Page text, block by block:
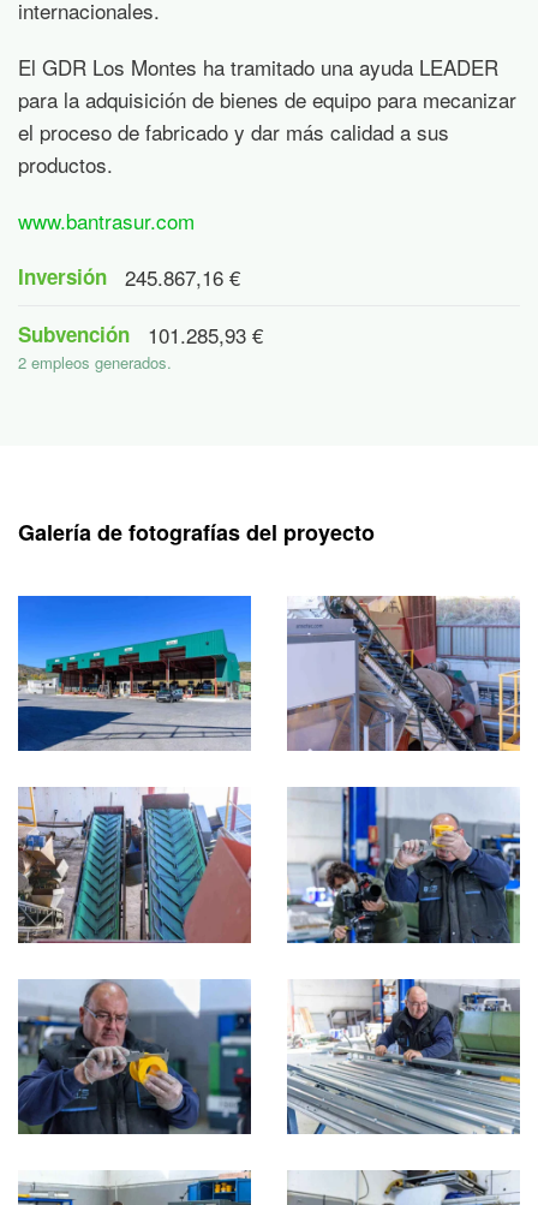
internacionales.
El GDR Los Montes ha tramitado una ayuda LEADER
para la adquisición de bienes de equipo para mecanizar
el proceso de fabricado y dar más calidad a sus
productos.
www.bantrasur.com
Inversión 245.867,16 €
Subvención 101.285,93 €
2 empleos generados.
Galería de fotografías del proyecto
Ampliar Ampliar
Ampliar Ampliar
Ampliar Ampliar